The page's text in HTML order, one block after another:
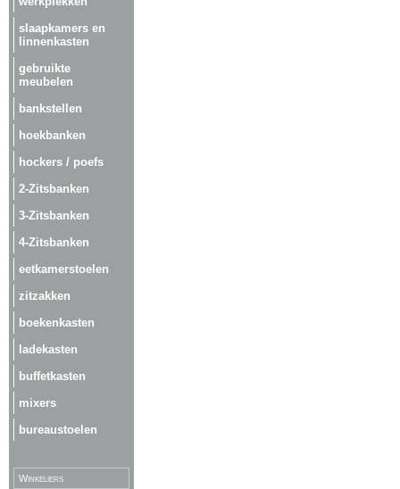
slaapkamers en
linnenkasten
gebruikte
meubelen
bankstellen
hoekbanken
hockers / poefs
2-Zitsbanken
3-Zitsbanken
4-Zitsbanken
eetkamerstoelen
zitzakken
boekenkasten
ladekasten
buffetkasten
mixers
bureaustoelen
Winkeliers